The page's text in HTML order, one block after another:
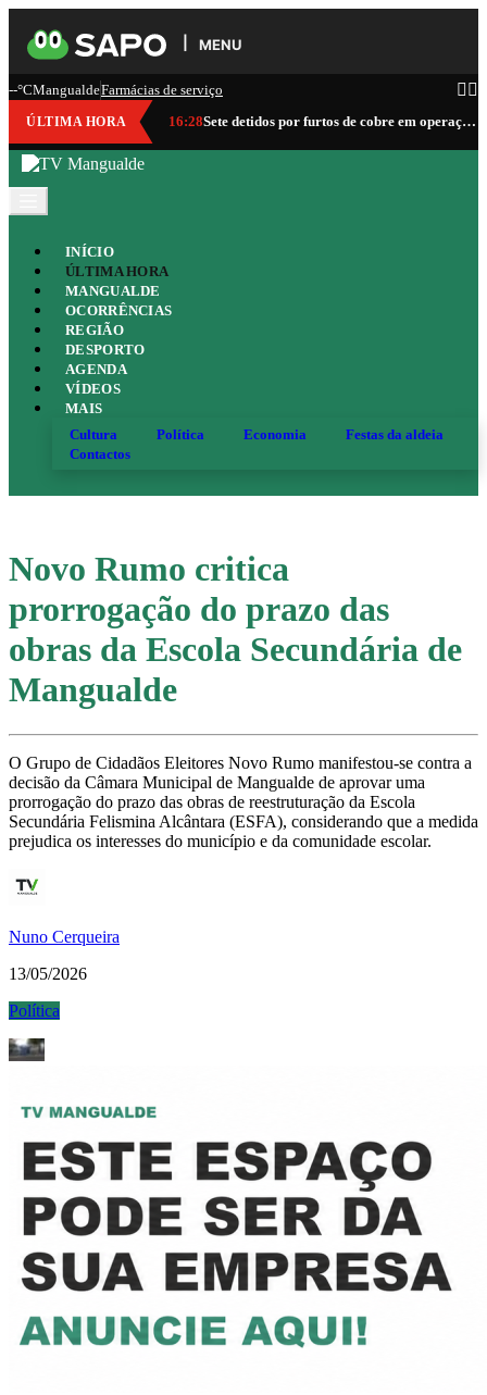
MENU
--°CMangualdeFarmácias de serviço
ÚLTIMA HORA 16:28 Sete detidos por furtos de cobre em operação da GNR que abrangeu Mangualde
INÍCIO
ÚLTIMA HORA
MANGUALDE
OCORRÊNCIAS
REGIÃO
DESPORTO
AGENDA
VÍDEOS
MAIS
Cultura
Política Economia
Festas da aldeia
Contactos
Novo Rumo critica
prorrogação do prazo das
obras da Escola Secundária de
Mangualde
O Grupo de Cidadãos Eleitores Novo Rumo manifestou-se contra a
decisão da Câmara Municipal de Mangualde de aprovar uma
prorrogação do prazo das obras de reestruturação da Escola
Secundária Felismina Alcântara (ESFA), considerando que a medida
prejudica os interesses do município e da comunidade escolar.
Nuno Cerqueira
13/05/2026
Política